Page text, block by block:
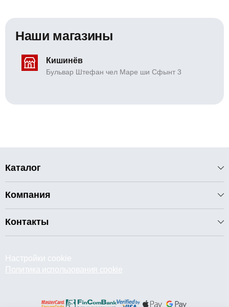
Наши магазины
Кишинёв
Бульвар Штефан чел Маре ши Сфынт 3
Каталог
Компания
Контакты
Настройки cookie
Политика использования cookie